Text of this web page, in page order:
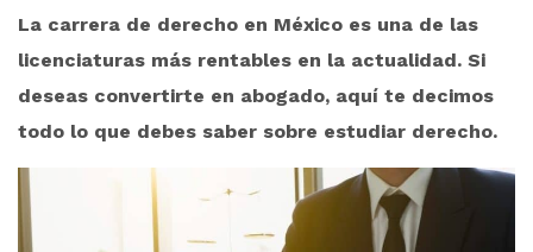
La carrera de derecho en México es una de las
licenciaturas más rentables en la actualidad. Si
deseas convertirte en abogado, aquí te decimos
todo lo que debes saber sobre estudiar derecho.